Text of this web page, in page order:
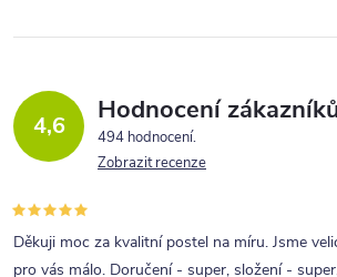
4,6 Hodnocení
494 hodnocení
Zobrazit recenze
Děkuji moc za kvalitní postel na míru. Jsme
pro vás málo. Doručení - super, složení -